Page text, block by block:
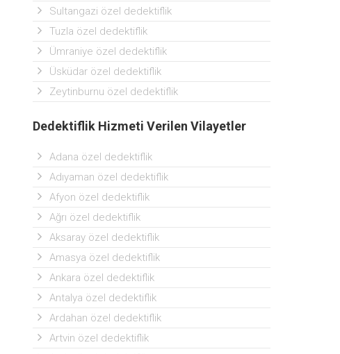
Sultangazi özel dedektiflik
Tuzla özel dedektiflik
Ümraniye özel dedektiflik
Üsküdar özel dedektiflik
Zeytinburnu özel dedektiflik
Dedektiflik Hizmeti Verilen Vilayetler
Adana özel dedektiflik
Adıyaman özel dedektiflik
Afyon özel dedektiflik
Ağrı özel dedektiflik
Aksaray özel dedektiflik
Amasya özel dedektiflik
Ankara özel dedektiflik
Antalya özel dedektiflik
Ardahan özel dedektiflik
Artvin özel dedektiflik